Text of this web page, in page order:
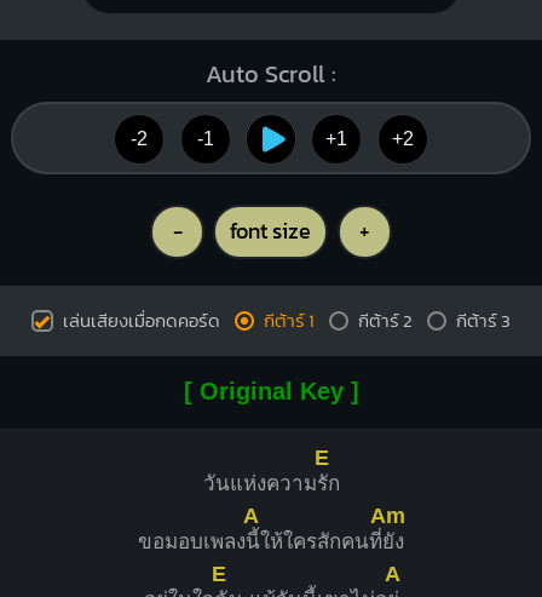
Auto Scroll :
-2 -1 +1 +2
- font size +
เล่นเสียงเมื่อกดคอร์ด กีต้าร์ 1 กีต้าร์ 2 กีต้าร์ 3
[ Original Key ]
วันแห่งความ
E
รัก
ขอมอบเพลง
A
นี้ให้ใครสักคนที่
Am
ยัง
E A